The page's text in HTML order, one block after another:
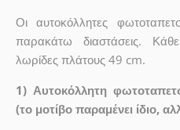
Οι αυτοκόλλητες
παρακάτω διαστάσεις.
λωρίδες πλάτους 49 cm.
1) Αυτοκόλλητη
(το μοτίβο παραμένει ίδιο,